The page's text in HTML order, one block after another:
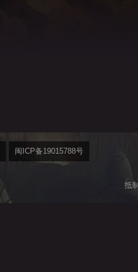
闽ICP备19015788号
抵